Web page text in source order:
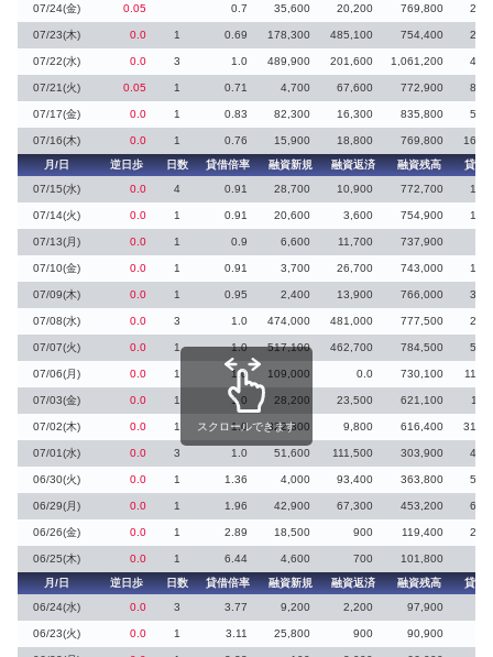
07/24(金) 0.05 0.7 35,600 20,200 769,800
07/23(木) 0.0 1 0.69 178,300 485,100 754,400
07/22(水) 0.0 3 1.0 489,900 201,600 1,061,200
07/21(火) 0.05 1 0.71 4,700 67,600 772,900
07/17(金) 0.0 1 0.83 82,300 16,300 835,800
07/16(木) 0.0 1 0.76 15,900 18,800 769,800
月/日
逆日歩 日数 貸借倍率 融資新規 融資返済 融資残高
貸株
07/15(水)
0.0 4 0.91 28,700 10,900 772,700
07/14(火) 0.0 1 0.91 20,600 3,600 754,900
07/13(月) 0.0 1 0.9 6,600 11,700 737,900
07/10(金) 0.0 1 0.91 3,700 26,700 743,000
07/09(木) 0.0 1 0.95 2,400 13,900 766,000
07/08(水) 0.0 3 1.0 474,000 481,000 777,500
07/07(火) 0.0 1 1.0 517,100 462,700 784,500
07/06(月) 0.0 1 1.0 109,000 0.0 730,100
07/03(金) 0.0 1 1.0 28,200 23,500 621,100
07/02(木) 0.0 1 1.0 322,300 9,800 616,400
07/01(水) 0.0 3 1.0 51,600 111,500 303,900
06/30(火) 0.0 1 1.36 4,000 93,400 363,800
06/29(月) 0.0 1 1.96 42,900 67,300 453,200
06/26(金) 0.0 1 2.89 18,500 900 119,400
06/25(木) 0.0 1 6.44 4,600 700 101,800
月/日
逆日歩 日数 貸借倍率 融資新規 融資返済 融資残高
貸株
06/24(水)
0.0 3 3.77 9,200 2,200 97,900
06/23(火) 0.0 1 3.11 25,800 900 90,900
スクロールできます